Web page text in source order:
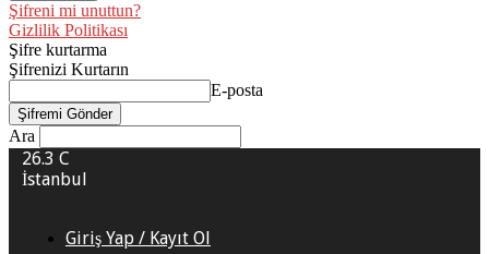
Şifreni mi unuttun?
Gizlilik Politikası
Şifre kurtarma
Şifrenizi Kurtarın
E-posta
Ara
26.3 C
İstanbul
Giriş Yap / Kayıt Ol